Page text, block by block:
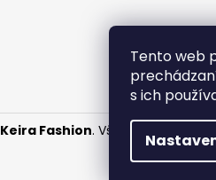
Tento web
s ich
Keira Fashion. Všetky práva